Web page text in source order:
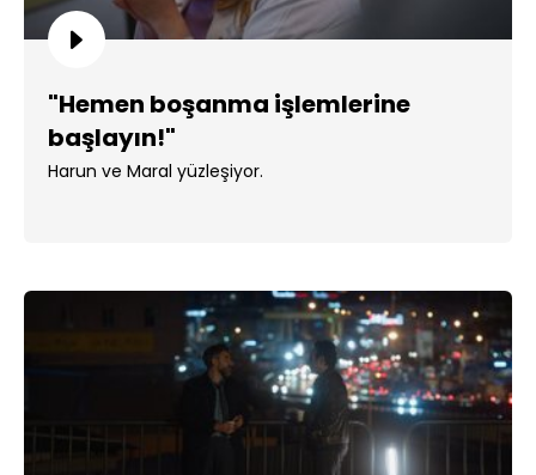
"Hemen boşanma işlemlerine
başlayın!"
Harun ve Maral yüzleşiyor.